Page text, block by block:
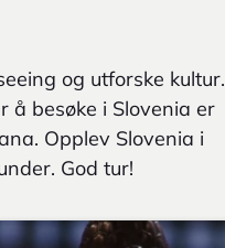
og utforske kultur.
å besøke i Slovenia er
Opplev Slovenia i
God tur!